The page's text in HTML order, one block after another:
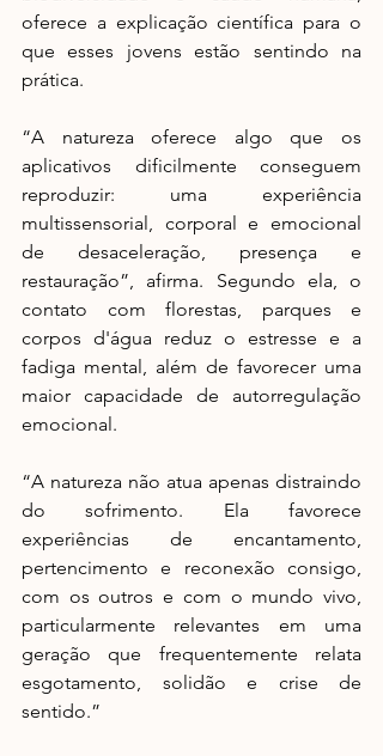
oferece a explicação científica para o
que esses jovens estão sentindo na
prática.
“A natureza oferece algo que os
aplicativos dificilmente conseguem
reproduzir: uma experiência
multissensorial, corporal e emocional
de desaceleração, presença e
restauração”, afirma. Segundo ela, o
contato com florestas, parques e
corpos d'água reduz o estresse e a
fadiga mental, além de favorecer uma
maior capacidade de autorregulação
emocional.
“A natureza não atua apenas distraindo
do sofrimento. Ela favorece
experiências de encantamento,
pertencimento e reconexão consigo,
com os outros e com o mundo vivo,
particularmente relevantes em uma
geração que frequentemente relata
esgotamento, solidão e crise de
sentido.”